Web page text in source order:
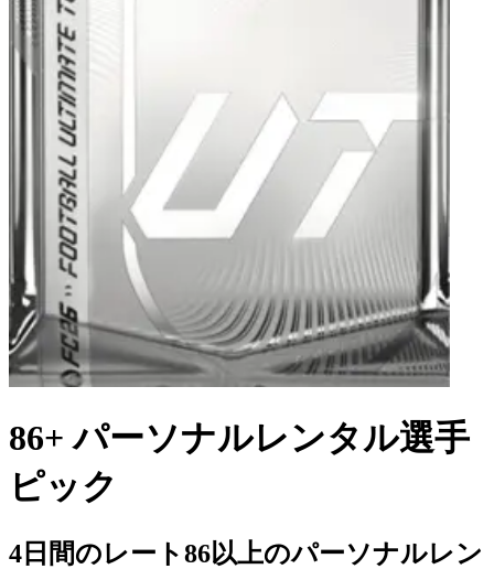
86+ パーソナルレンタル選手
ピック
4日間のレート86以上のパーソナルレン